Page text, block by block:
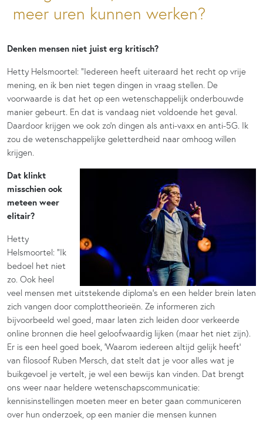
meer uren kunnen werken?
Denken mensen niet juist erg kritisch?
Hetty Helsmoortel: “Iedereen heeft uiteraard het recht op vrije
mening, en ik ben niet tegen dingen in vraag stellen. De
voorwaarde is dat het op een wetenschappelijk onderbouwde
manier gebeurt. En dat is vandaag niet voldoende het geval.
Daardoor krijgen we ook zo’n dingen als anti-vaxx en anti-5G. Ik
zou de wetenschappelijke geletterdheid naar omhoog willen
krijgen.
Dat klinkt
misschien ook
meteen weer
elitair?
Hetty
Helsmoortel: “Ik
bedoel het niet
zo. Ook heel
veel mensen met uitstekende diploma’s en een helder brein laten
zich vangen door complottheorieën. Ze informeren zich
bijvoorbeeld wel goed, maar laten zich leiden door verkeerde
online bronnen die heel geloofwaardig lijken (maar het niet zijn).
Er is een heel goed boek, ‘Waarom iedereen altijd gelijk heeft’
van filosoof Ruben Mersch, dat stelt dat je voor alles wat je
buikgevoel je vertelt, je wel een bewijs kan vinden. Dat brengt
ons weer naar heldere wetenschapscommunicatie:
kennisinstellingen moeten meer en beter gaan communiceren
over hun onderzoek, op een manier die mensen kunnen